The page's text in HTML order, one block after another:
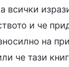
всички
и че
на
че тази